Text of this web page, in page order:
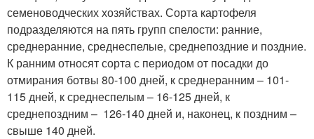
семеноводческих хозяйствах. Сорта картофеля
подразделяются на пять групп спелости: ранние,
среднеранние, среднеспелые, среднепоздние и поздние.
К ранним относят сорта с периодом от посадки до
отмирания ботвы 80-100 дней, к среднеранним – 101-
115 дней, к среднеспелым – 16-125 дней, к
среднепоздним – 126-140 дней и, наконец, к поздним –
свыше 140 дней.